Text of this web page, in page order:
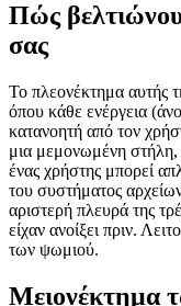
προδρόμους της
NeXT, που ιδρύθηκε
Πώς
σας
Το πλεονέκτημα αυτής
όπου κάθε ενέργεια
κατανοητή από τον
μια μεμονωμένη στήλη,
ένας χρήστης μπορεί
του συστήματος
είχαν ανοίξει πριν.